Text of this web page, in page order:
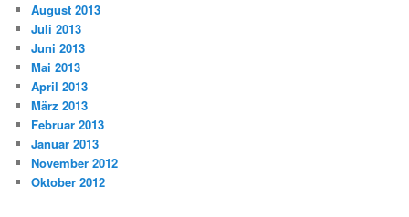
August 2013
Juli 2013
Juni 2013
Mai 2013
April 2013
März 2013
Februar 2013
Januar 2013
November 2012
Oktober 2012